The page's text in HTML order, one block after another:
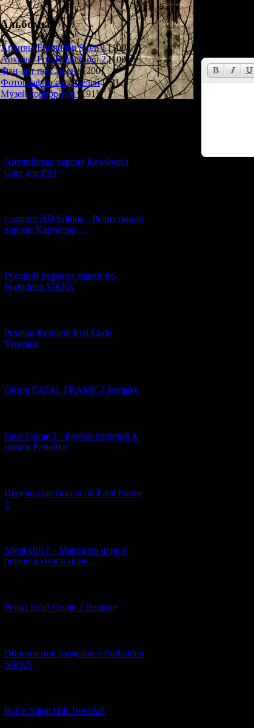
Альбомы
Архивы Forbidden Siren 1 [100]
Архивы Forbidden Siren 2 [100]
Фан-арт по Сирене [200]
Фотографии создателей [73]
Музей хоррор-игр
[191]
Английская версия Kowloon's
Gate для PS1
Cartagra HD Edition - Релиз новой
версии Картагры ...
Русский перевод манги по
Forbidden SIREN
Ремейк Resident Evil Code
Veronica
Обзор FATAL FRAME 2 Remake
Fatal Frame 2 - Разбор отличий в
новом Ремейке
Перевод рассказов по Fatal Frame
2
Silent Hill F - Манга по игре и
перевод книги-нове...
Релиз Fatal Frame 2 Remake
Обновление разделов о Forbidden
SIREN
Всё о Silent Hill Townfall